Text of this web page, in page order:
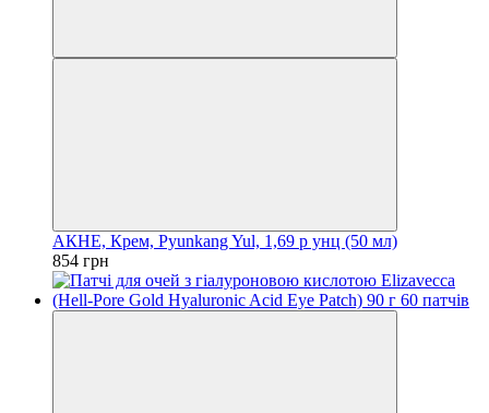
АКНЕ, Крем, Pyunkang Yul, 1,69 р унц (50 мл)
854 грн